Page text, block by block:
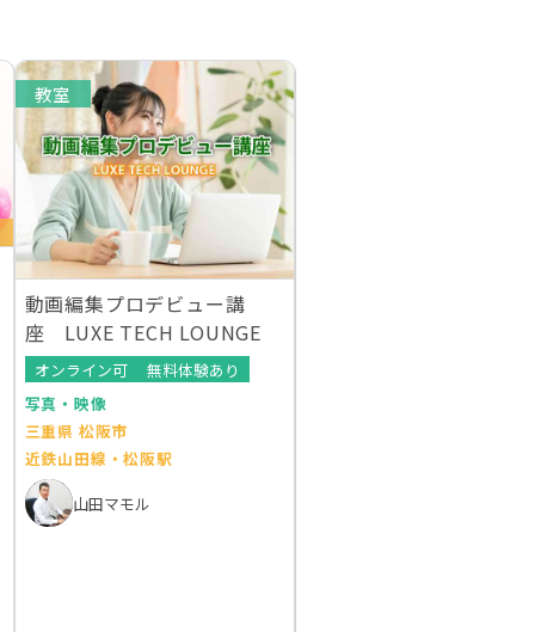
教室
動画編集プロデビュー講
座 LUXE TECH LOUNGE
オンライン可
無料体験あり
写真・映像
三重県 松阪市
近鉄山田線・松阪駅
山田マモル